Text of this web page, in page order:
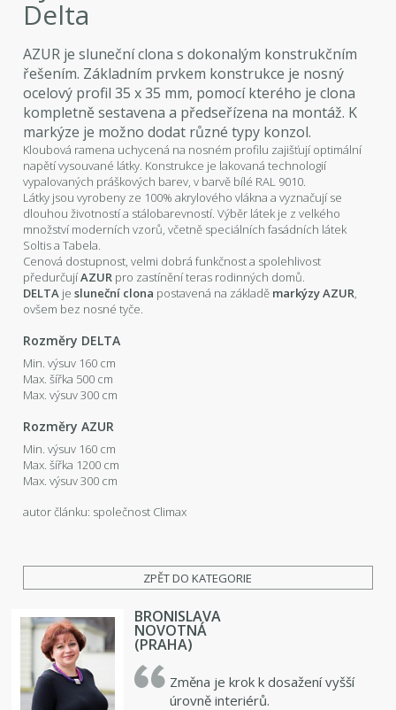
Delta
AZUR je sluneční clona s dokonalým konstrukčním
řešením. Základním prvkem konstrukce je nosný
ocelový profil 35 x 35 mm, pomocí kterého je clona
kompletně sestavena a předseřízena na montáž. K
markýze je možno dodat různé typy konzol.
Kloubová ramena uchycená na nosném profilu zajišťují optimální
napětí vysouvané látky. Konstrukce je lakovaná technologií
vypalovaných práškových barev, v barvě bílé RAL 9010.
Látky jsou vyrobeny ze 100% akrylového vlákna a vyznačují se
dlouhou životností a stálobarevností. Výběr látek je z velkého
množství moderních vzorů, včetně speciálních fasádních látek
Soltis a Tabela.
Cenová dostupnost, velmi dobrá funkčnost a spolehlivost
předurčujíAZUR pro zastínění teras rodinných domů.
DELTA jesluneční clona postavená na základě markýzy AZUR,
ovšem bez nosné tyče.
Rozměry DELTA
Min. výsuv 160 cm
Max. šířka 500 cm
Max. výsuv 300 cm
Rozměry AZUR
Min. výsuv 160 cm
Max. šířka 1200 cm
Max. výsuv 300 cm
autor článku: společnost Climax
ZPĚT DO KATEGORIE
BRONISLAVA
NOVOTNÁ
(PRAHA)
Změna je krok k dosažení vyšší
úrovně interiérů.